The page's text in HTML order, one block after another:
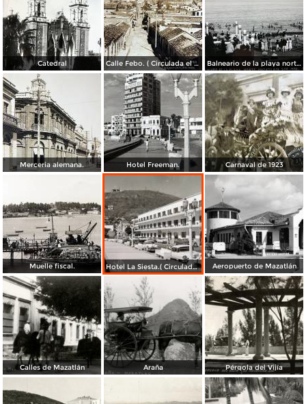
Catedral Calle Febo. ( Circulada el 22 de Septiembre de 1934 ). Balneario de la playa norte.
Merceria alemana. Hotel Freeman. Carnaval de 1923
Muelle fiscal. Hotel La Siesta.( Circulada el 30 de Octubre de 1956 ). Aeropuerto de Mazatlán
Calles de Mazatlán Araña Pérgola del Vijía